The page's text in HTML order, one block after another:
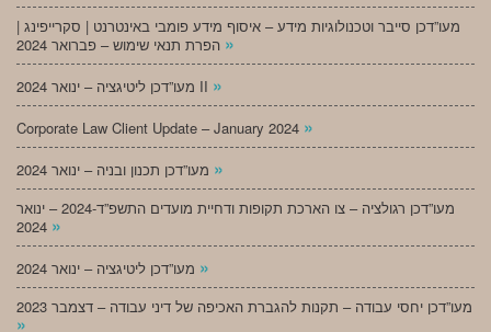
מעו”דכן סייבר וטכנולוגיות מידע – איסוף מידע פומבי באינטרנט | סקרייפינג |
»
מעו”דכן ליטיגציה – ינואר 2024 II »
Corporate Law Client Update – January 2024 »
»
מעו”דכן רגולציה – צו הארכת תקופות ודחיית מועדים התשפ”ד-2024 – ינואר
»
»
מעו”דכן יחסי עבודה – תקנות להגברת האכיפה של דיני עבודה – דצמבר 2023
»